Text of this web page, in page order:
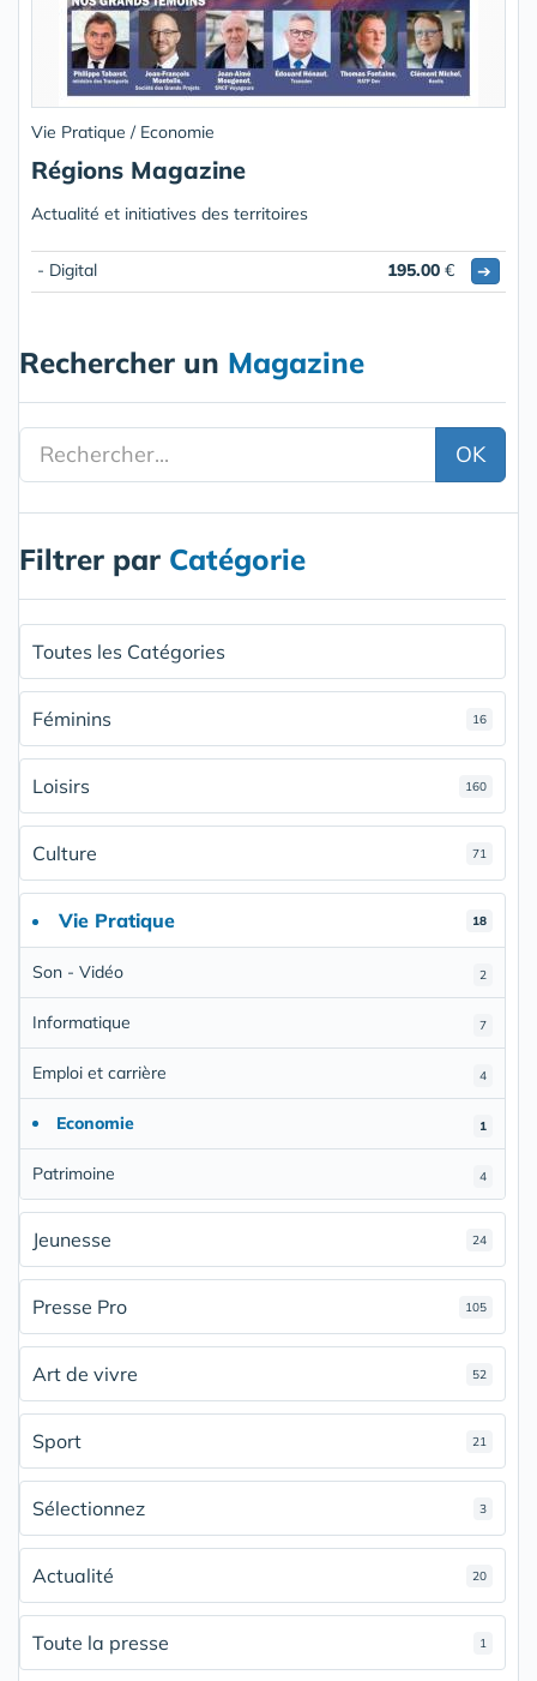
Vie Pratique / Economie
Régions Magazine
Actualité et initiatives des territoires
- Digital 195.00 € ➔
Rechercher un Magazine
OK
Filtrer par Catégorie
Toutes les Catégories
Féminins 16
Loisirs 160
Culture 71
Vie Pratique 18
Son - Vidéo 2
Informatique 7
Emploi et carrière 4
Economie 1
Patrimoine 4
Jeunesse 24
Presse Pro 105
Art de vivre 52
Sport 21
Sélectionnez 3
Actualité 20
Toute la presse 1